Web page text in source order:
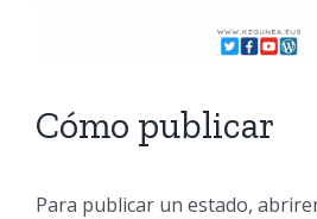
Cómo publicar
Para publicar un estado,